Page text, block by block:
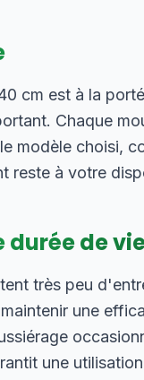
cm est à la
Chaque
modèle choisi,
reste à votre
durée de
très peu
une
une